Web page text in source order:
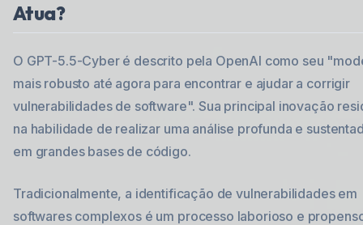
Atua?
O GPT-5.5-Cyber é descrito pela OpenAI como seu
mais robusto até agora para encontrar e ajudar a corrigir
vulnerabilidades de software". Sua principal inovação
na habilidade de realizar uma análise profunda e
em grandes bases de código.
Tradicionalmente, a identificação de vulnerabilidades em
softwares complexos é um processo laborioso e